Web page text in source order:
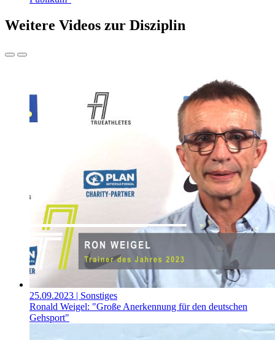
Weitere Videos zur Disziplin
25.09.2023 | Sonstiges
Ronald Weigel: "Große Anerkennung für den deutschen
Gehsport"